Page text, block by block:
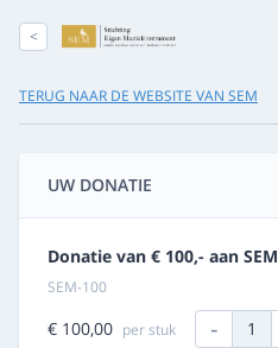
<
TERUG NAAR DE WEBSITE VAN SEM
UW DONATIE
Donatie van € 100,- aan SEM
SEM-100
€ 100,00 per stuk - 1